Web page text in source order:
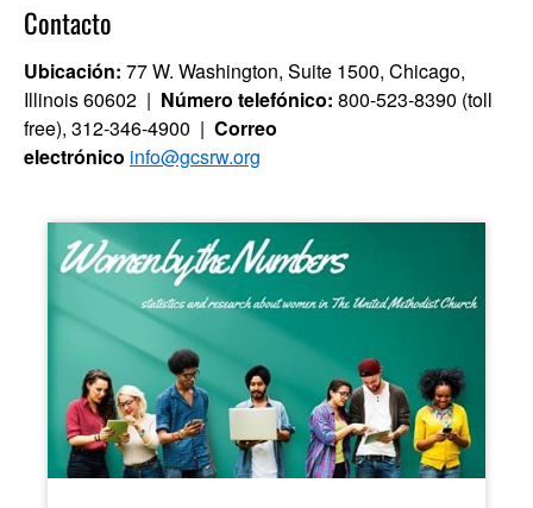
Contacto
Ubicación: 77 W. Washington, Suite 1500, Chicago,
Illinois 60602 | Número telefónico: 800-523-8390 (toll
free), 312-346-4900 | Correo
electrónico info@gcsrw.org